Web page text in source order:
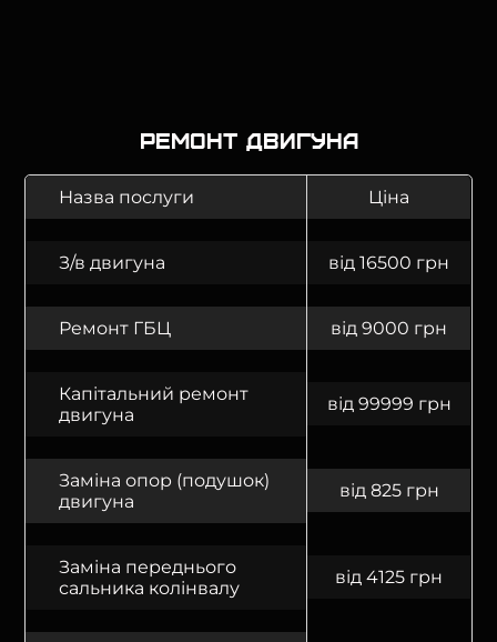
Ремонт двигуна
Назва послуги Ціна
З/в двигуна від 16500 грн
Ремонт ГБЦ від 9000 грн
Капітальний ремонт
двигуна
від 99999 грн
Заміна опор (подушок)
двигуна
від 825 грн
Заміна переднього
сальника колінвалу
від 4125 грн